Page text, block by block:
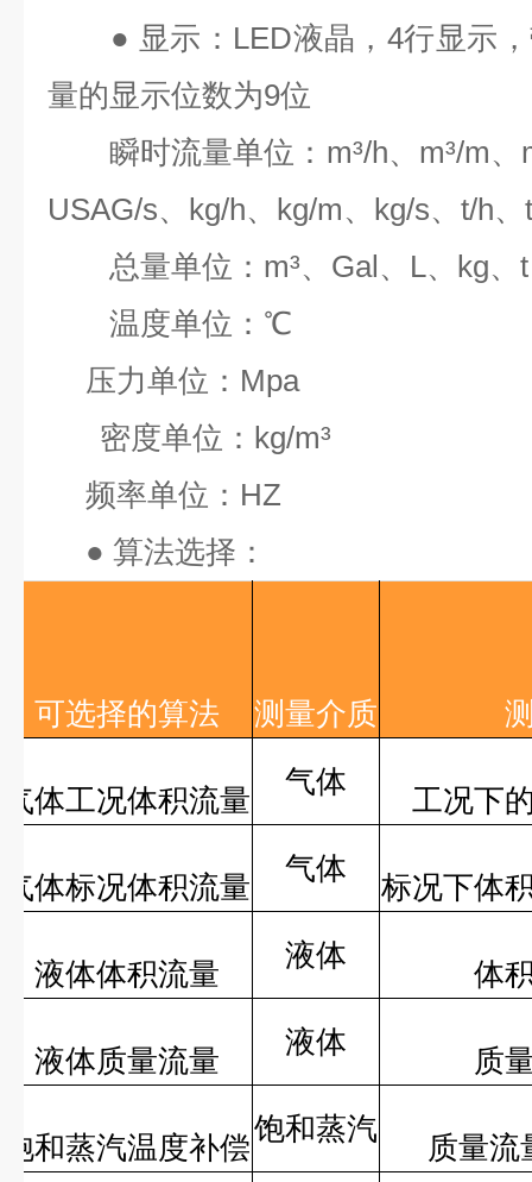
● 显示： LED液晶， 4行显示
量的显示位数为9位
瞬时流量单位： m³/h、 m³/m、
USAG/s、 kg/h、 kg/m、 kg/s、 t/h、
总量单位： m³、 Gal、 L、 kg、 t
温度单位： ℃
压力单位： Mpa
密度单位： kg/m³
频率单位： HZ
● 算法选择：
可选择的算法 测量介质
气体工况体积流量
气体
工况下
气体标况体积流量
气体
标况下体
液体体积流量
液体
体
液体质量流量
液体
质
饱和蒸汽温度补偿
饱和蒸汽
质量流